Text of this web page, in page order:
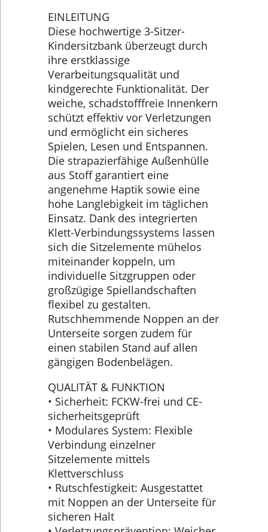
EINLEITUNG
Diese hochwertige 3-Sitzer-
Kindersitzbank überzeugt durch
ihre erstklassige
Verarbeitungsqualität und
kindgerechte Funktionalität. Der
weiche, schadstofffreie Innenkern
schützt effektiv vor Verletzungen
und ermöglicht ein sicheres
Spielen, Lesen und Entspannen.
Die strapazierfähige Außenhülle
aus Stoff garantiert eine
angenehme Haptik sowie eine
hohe Langlebigkeit im täglichen
Einsatz. Dank des integrierten
Klett-Verbindungssystems lassen
sich die Sitzelemente mühelos
miteinander koppeln, um
individuelle Sitzgruppen oder
großzügige Spiellandschaften
flexibel zu gestalten.
Rutschhemmende Noppen an der
Unterseite sorgen zudem für
einen stabilen Stand auf allen
gängigen Bodenbelägen.
QUALITÄT & FUNKTION
• Sicherheit: FCKW-frei und CE-
sicherheitsgeprüft
• Modulares System: Flexible
Verbindung einzelner
Sitzelemente mittels
Klettverschluss
• Rutschfestigkeit: Ausgestattet
mit Noppen an der Unterseite für
sicheren Halt